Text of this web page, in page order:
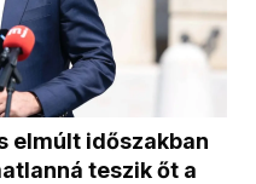
elmúlt időszakban
teszik őt a